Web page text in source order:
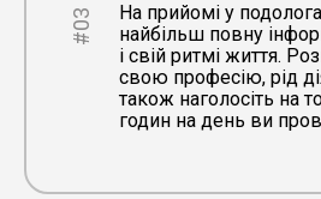
#03
На прийомі у
найбільш повну
і свій ритмі життя.
свою професію, рід
також наголосіть на
годин на день ви